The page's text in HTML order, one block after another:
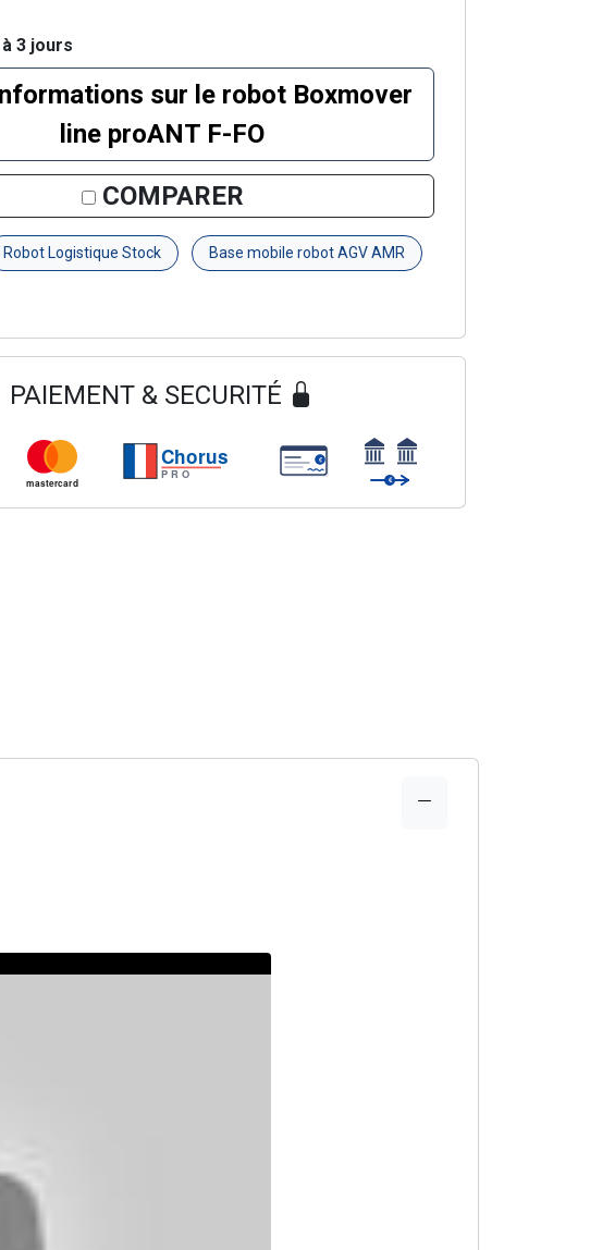
3 jours
sur le robot Boxmover
line proANT F-FO
COMPARER
Robot Logistique Stock Base mobile robot AGV AMR
PAIEMENT & SECURITÉ
mastercard
Chorus
PRO
€
€